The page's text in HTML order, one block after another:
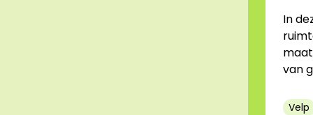
In
van
Velp